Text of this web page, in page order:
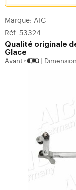
Marque: AIC
Réf. 53324
Qualité originale
Glace
Avant